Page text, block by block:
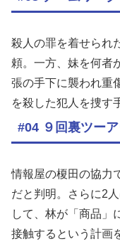
殺人の罪を着せられ
頼。一方、妹を何者
張の手下に襲われ重
を殺した犯人を捜す
#04 ９回裏ツーア
情報屋の榎田の協力
だと判明。さらに2
して、林が「商品」
接触するという計画